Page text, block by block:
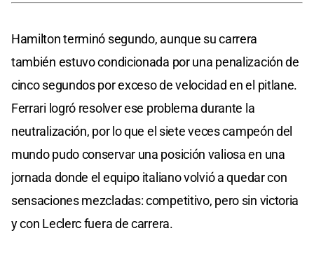
Hamilton terminó segundo, aunque su carrera
también estuvo condicionada por una penalización de
cinco segundos por exceso de velocidad en el pitlane.
Ferrari logró resolver ese problema durante la
neutralización, por lo que el siete veces campeón del
mundo pudo conservar una posición valiosa en una
jornada donde el equipo italiano volvió a quedar con
sensaciones mezcladas: competitivo, pero sin victoria
y con Leclerc fuera de carrera.